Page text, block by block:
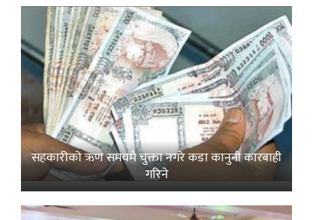
सहकारीको ऋण समयमै चुक्ता नगरे कडा कानुनी कारबाही
गरिने